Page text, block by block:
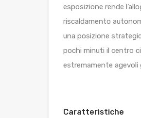
esposizione rende
riscaldamento
una posizione
pochi minuti il centro
estremamente agevoli
Caratteristiche